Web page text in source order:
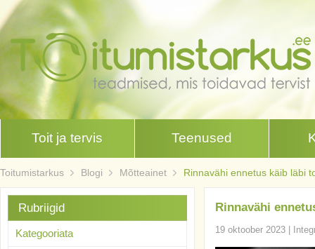
Toit ja tervis Teenused
Toitumistarkus Blogi Mõtteainet Rinnavähi ennetus käib läbi
Rinnavähi
19 oktoober 2023
Rubriigid
Kategooriata